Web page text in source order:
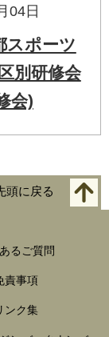
04日
スポーツ
別研修会
会)
頭に戻る
るご質問
責事項
ンク集